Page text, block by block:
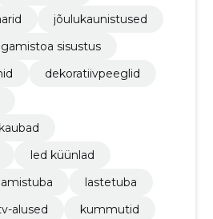
jõulukaunistused
sisustus
dekoratiivpeeglid
led küünlad
lastetuba
alused
kummutid